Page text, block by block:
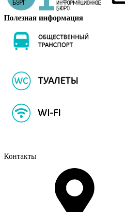
Полезная информация
Контакты